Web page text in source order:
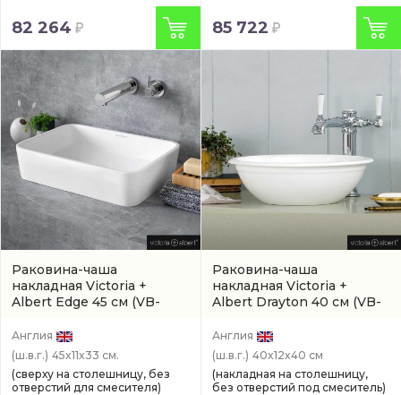
82 264 85 722
Раковина-чаша
накладная Victoria +
Albert Edge 45 см (VB-
Англия
(ш.в.г.) 45x11x33 см.
(сверху на столешницу, без
отверстий для смесителя)
Раковина-чаша
накладная Victoria +
Albert Drayton 40 см (VB-
Англия
(ш.в.г.) 40x12x40 см
(накладная на столешницу,
без отверстий под смеситель)